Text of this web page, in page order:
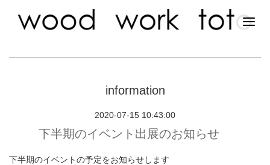
information
2020-07-15 10:43:00
下半期のイベント出展のお知らせ
下半期のイベントの予定をお知らせします